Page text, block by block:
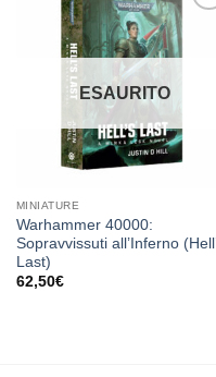
Aggiungi
alla lista
ESAURITO
MINIATURE
Warhammer 40000:
Sopravvissuti all’Inferno
Last)
62,50€